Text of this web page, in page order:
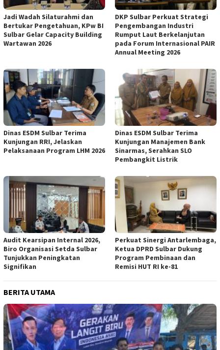
Jadi Wadah Silaturahmi dan
Bertukar Pengetahuan, KPw BI
Sulbar Gelar Capacity Building
Wartawan 2026
DKP Sulbar Perkuat Strategi
Pengembangan Industri
Rumput Laut Berkelanjutan
pada Forum Internasional PAIR
Annual Meeting 2026
Dinas ESDM Sulbar Terima
Kunjungan RRI, Jelaskan
Pelaksanaan Program LHM 2026
Dinas ESDM Sulbar Terima
Kunjungan Manajemen Bank
Sinarmas, Serahkan SLO
Pembangkit Listrik
Audit Kearsipan Internal 2026,
Biro Organisasi Setda Sulbar
Tunjukkan Peningkatan
Signifikan
Perkuat Sinergi Antarlembaga,
Ketua DPRD Sulbar Dukung
Program Pembinaan dan
Remisi HUT RI ke-81
BERITA UTAMA